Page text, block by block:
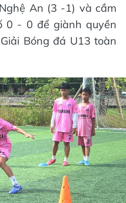
An (3 -1) và cầm
0 - 0 để giành quyền
Bóng đá U13 toàn